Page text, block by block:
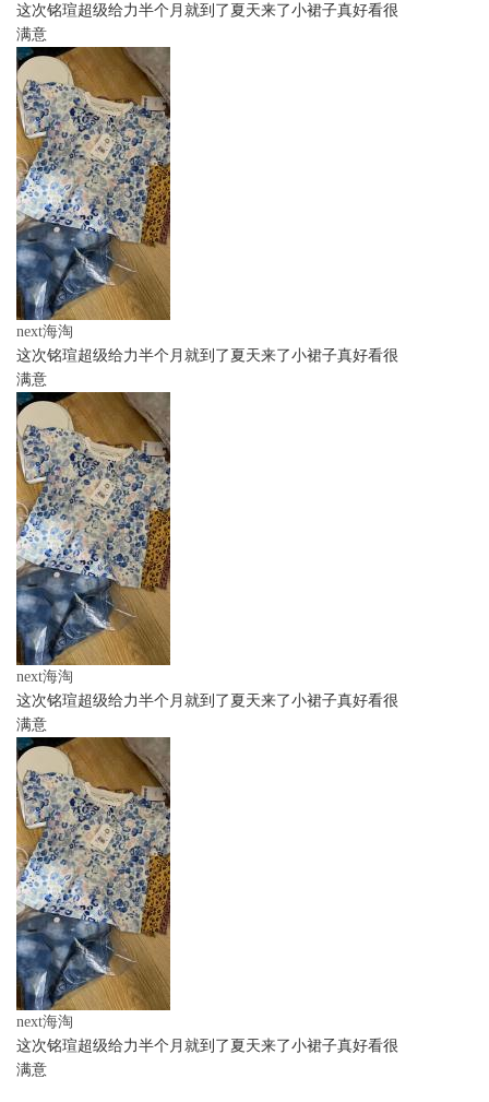
这次铭瑄超级给力半个月就到了夏天来了小裙子真好看很
满意
next海淘
这次铭瑄超级给力半个月就到了夏天来了小裙子真好看很
满意
next海淘
这次铭瑄超级给力半个月就到了夏天来了小裙子真好看很
满意
next海淘
这次铭瑄超级给力半个月就到了夏天来了小裙子真好看很
满意